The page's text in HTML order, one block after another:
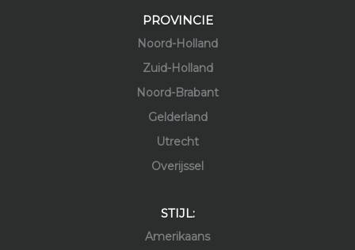
PROVINCIE
Noord-Holland
Zuid-Holland
Noord-Brabant
Gelderland
Utrecht
Overijssel
STIJL:
Amerikaans